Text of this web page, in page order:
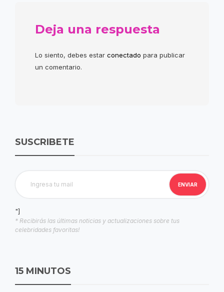
Deja una respuesta
Lo siento, debes estar conectado para publicar
un comentario.
SUSCRIBETE
"]
* Recibirás las últimas noticias y actualizaciones sobre tus
celebridades favoritas!
15 MINUTOS